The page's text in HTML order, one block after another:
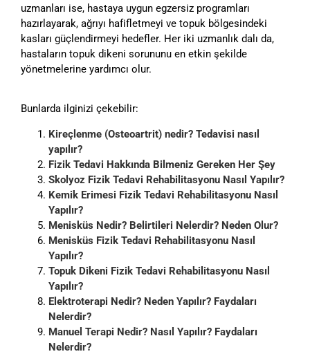
uzmanları ise, hastaya uygun egzersiz programları
hazırlayarak, ağrıyı hafifletmeyi ve topuk bölgesindeki
kasları güçlendirmeyi hedefler. Her iki uzmanlık dalı da,
hastaların topuk dikeni sorununu en etkin şekilde
yönetmelerine yardımcı olur.
Bunlarda ilginizi çekebilir:
Kireçlenme (Osteoartrit) nedir? Tedavisi nasıl
yapılır?
Fizik Tedavi Hakkında Bilmeniz Gereken Her Şey
Skolyoz Fizik Tedavi Rehabilitasyonu Nasıl Yapılır?
Kemik Erimesi Fizik Tedavi Rehabilitasyonu Nasıl
Yapılır?
Menisküs Nedir? Belirtileri Nelerdir? Neden Olur?
Menisküs Fizik Tedavi Rehabilitasyonu Nasıl
Yapılır?
Topuk Dikeni Fizik Tedavi Rehabilitasyonu Nasıl
Yapılır?
Elektroterapi Nedir? Neden Yapılır? Faydaları
Nelerdir?
Manuel Terapi Nedir? Nasıl Yapılır? Faydaları
Nelerdir?